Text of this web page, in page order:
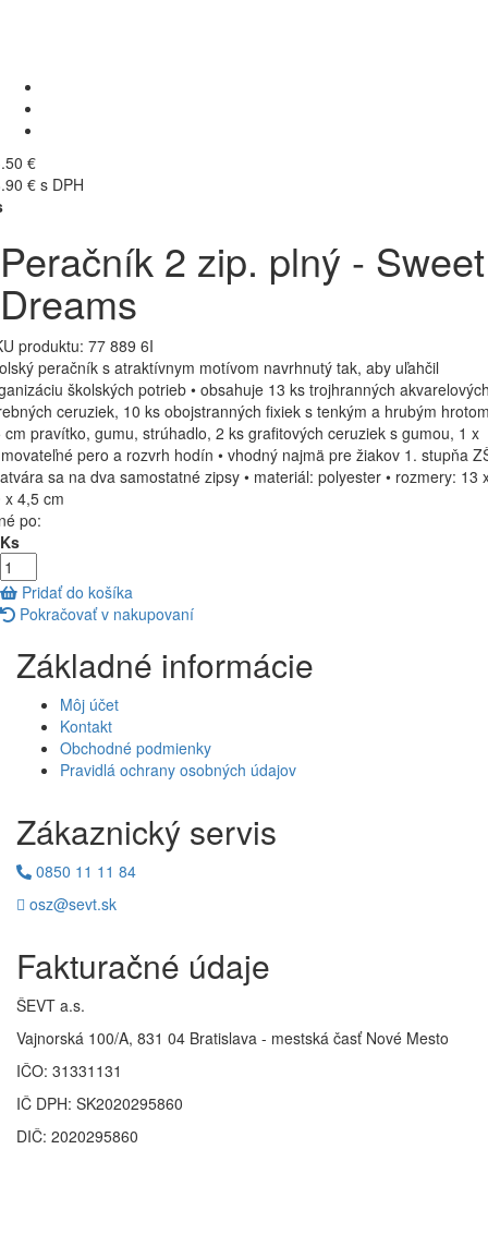
€
€ s DPH
Peračník 2 zip. plný - Sweet
Dreams
produktu: 77 889 6I
peračník s atraktívnym motívom navrhnutý tak, aby uľahčil
školských potrieb • obsahuje 13 ks trojhranných
ceruziek, 10 ks obojstranných fixiek s tenkým a hrubým
cm pravítko, gumu, strúhadlo, 2 ks grafitových ceruziek s gumou, 1 x
pero a rozvrh hodín • vhodný najmä pre žiakov 1. stupňa
sa na dva samostatné zipsy • materiál: polyester • rozmery: 13
x 4,5 cm
po:
Pridať do košíka
Pokračovať v nakupovaní
Základné informácie
Môj účet
Kontakt
Obchodné podmienky
Pravidlá ochrany osobných údajov
Zákaznický servis
0850 11 11 84
osz@sevt.sk
Fakturačné údaje
ŠEVT a.s.
Vajnorská 100/A, 831 04 Bratislava - mestská časť Nové Mesto
IČO: 31331131
IČ DPH: SK2020295860
DIČ: 2020295860